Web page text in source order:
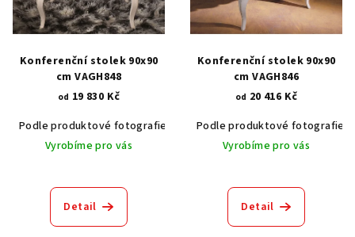
s
p
Konferenční stolek 90x90
cm VAGH848
od 19 830 Kč
Podle produktové fotografie
Akát vintage BT1551
Dub světlý
Vyrobíme pro vás
Detail
Konferenční stolek 90x90
cm VAGH846
od 20 416 Kč
Podle produktové fotografie
Vyrobíme pro vás
Detail